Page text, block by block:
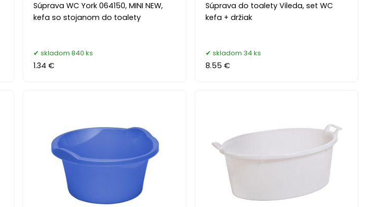
Súprava WC York 064150, MINI NEW,
kefa so stojanom do toalety
skladom 840 ks
1.34 €
Súprava do toalety Vileda, set WC
kefa + držiak
skladom 34 ks
8.55 €